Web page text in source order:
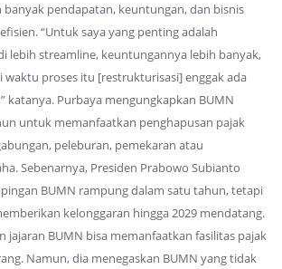
pendapatan, keuntungan, dan bisnis
“Untuk saya yang penting adalah
lebih streamline, keuntungannya lebih banyak,
waktu proses itu [restrukturisasi] enggak ada
katanya. Purbaya mengungkapkan BUMN
untuk memanfaatkan penghapusan pajak
peleburan, pemekaran atau
Sebenarnya, Presiden Prabowo Subianto
BUMN rampung dalam satu tahun, tetapi
kelonggaran hingga 2029 mendatang.
jajaran BUMN bisa memanfaatkan fasilitas pajak
Namun, dia menegaskan BUMN yang tidak